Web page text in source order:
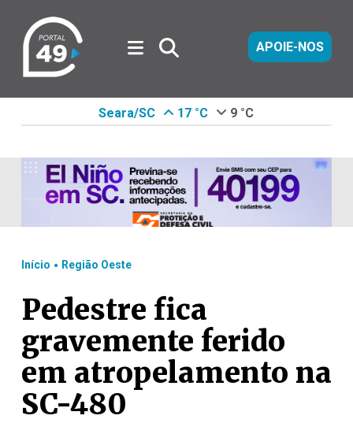
APOIE-NOS
Seara/SC 17 °C 9 °C
Início . Região Oeste
Pedestre fica
gravemente ferido
em atropelamento na
SC-480